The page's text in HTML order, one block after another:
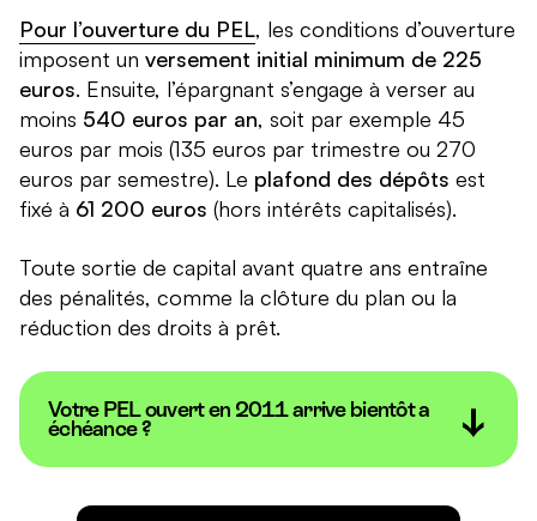
Pour l’ouverture du PEL, les conditions d’ouverture
imposent un versement initial minimum de 225
euros. Ensuite, l’épargnant s’engage à verser au
moins 540 euros par an, soit par exemple 45
euros par mois (135 euros par trimestre ou 270
euros par semestre). Le plafond des dépôts est
fixé à 61 200 euros (hors intérêts capitalisés).
Toute sortie de capital avant quatre ans entraîne
des pénalités, comme la clôture du plan ou la
réduction des droits à prêt.
Votre PEL ouvert en 2011 arrive bientôt a
échéance ?
à notre simulateur :